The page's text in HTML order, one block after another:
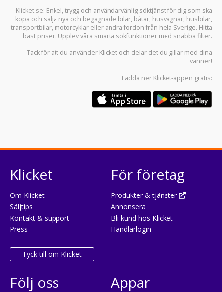
Klicket.se: Enkel, trygg och användarvänlig söktjänst för dig som ska
köpa och sälja nya och begagnade bilar, båtar, husvagnar, husbilar,
transportbilar, motorcyklar eller andra fordon från hela Sverige. Hitta
bäst priser. Upplev våra smarta sökfunktioner med snabba filter.
Tack för att du använder Klicket och delar det du gillar med dina
vänner!
Ladda ner Klicket-appen gratis:
Klicket
Om Klicket
Säljtips
Kontakt & support
Press
Tyck till om Klicket
För företag
Produkter & tjänster
Annonsera
Bli kund hos Klicket
Handlarlogin
Följ oss Appar